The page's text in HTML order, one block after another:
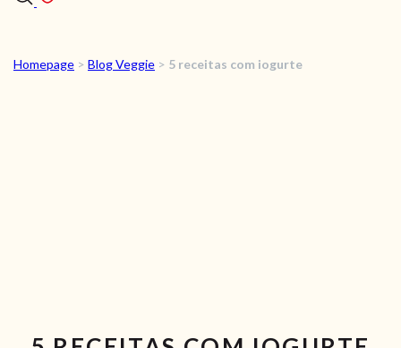
RECEITAS
Homepage > Blog Veggie > 5 receitas com iogurte